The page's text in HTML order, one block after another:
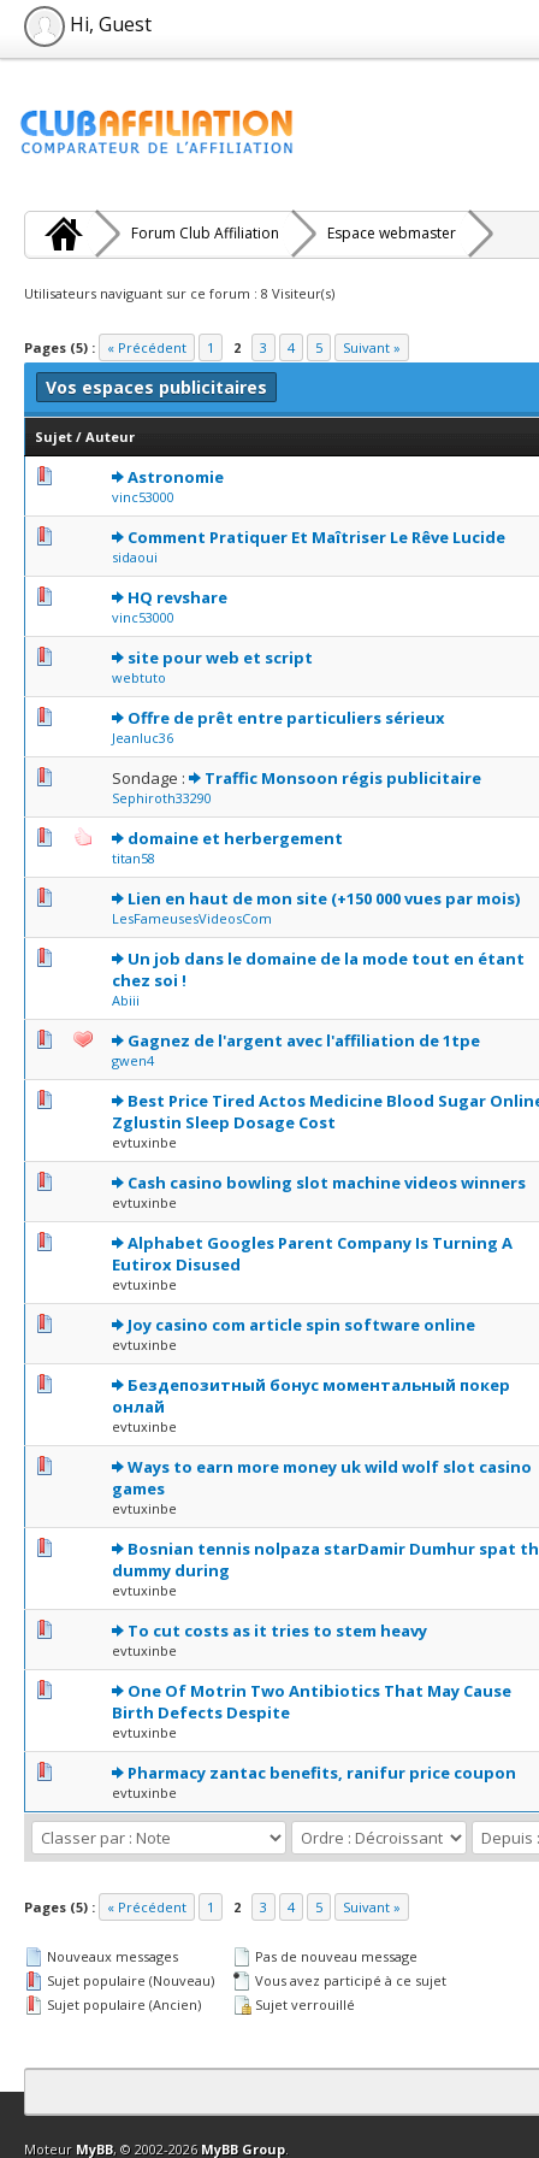
Hi, Guest
Forum Club Affiliation Espace webmaster
Utilisateurs naviguant sur ce forum : 8 Visiteur(s)
Pages (5) : « Précédent 1 2 3 4 5 Suivant »
Vos espaces publicitaires
Sujet / Auteur
Astronomie
vinc53000
0 Votes - 0 sur 5 en moyenne
12345
Comment Pratiquer Et Maîtriser Le Rêve Lucide
sidaoui
0 Votes - 0 sur 5 en moyenne
12345
HQ revshare
vinc53000
0 Votes - 0 sur 5 en moyenne
12345
site pour web et script
webtuto
0 Votes - 0 sur 5 en moyenne
1 2345
Offre de prêt entre particuliers sérieux
Jeanluc36
0 Votes - 0 sur 5 en moyenne
12 345
Sondage : Traffic Monsoon régis publicitaire
Sephiroth33290
0 Votes - 0 sur 5 en moyenne
123 45
domaine et herbergement
titan58
0 Votes - 0 sur 5 en moyenne
12345
Lien en haut de mon site (+150 000 vues par mois)
LesFameusesVideosCom
0 Votes - 0 sur 5 en moyenne
1 2345
Un job dans le domaine de la mode tout en étant
chez soi !
Abiii
0 Votes - 0 sur 5 en moyenne
123 45
Gagnez de l'argent avec l'affiliation de 1tpe
gwen4
0 Votes - 0 sur 5 en moyenne
1234 5
Best Price Tired Actos Medicine Blood Sugar
Zglustin Sleep Dosage Cost
evtuxinbe
0 Votes - 0 sur 5 en moyenne
1 2345
Cash casino bowling slot machine videos winners
evtuxinbe
0 Votes - 0 sur 5 en moyenne
12345
Alphabet Googles Parent Company Is Turning A
Eutirox Disused
evtuxinbe
0 Votes - 0 sur 5 en moyenne
12345
Joy casino com article spin software online
evtuxinbe
0 Votes - 0 sur 5 en moyenne
12345
Бездепозитный бонус моментальный покер
онлай
evtuxinbe
0 Votes - 0 sur 5 en moyenne
12345
Ways to earn more money uk wild wolf slot casino
games
evtuxinbe
0 Votes - 0 sur 5 en moyenne
12 34 5
Bosnian tennis nolpaza starDamir Dumhur spat
dummy during
evtuxinbe
0 Votes - 0 sur 5 en moyenne
1234 5
To cut costs as it tries to stem heavy
evtuxinbe
0 Votes - 0 sur 5 en moyenne
123 45
One Of Motrin Two Antibiotics That May Cause
Birth Defects Despite
evtuxinbe
0 Votes - 0 sur 5 en moyenne
1 2345
Pharmacy zantac benefits, ranifur price coupon
evtuxinbe
0 Votes - 0 sur 5 en moyenne
12345
Pages (5) : « Précédent 1 2 3 4 5 Suivant »
Nouveaux messages
Sujet populaire (Nouveau)
Sujet populaire (Ancien)
Pas de nouveau message
Vous avez participé à ce sujet
Sujet verrouillé
Contact Club Affiliation Retourner en haut Version bas-débit
Moteur MyBB, © 2002-2026 MyBB Group.